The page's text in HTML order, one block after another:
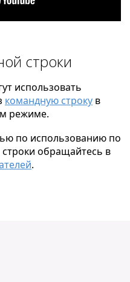
строки
использовать
командную строку в
режиме.
по использованию по
обращайтесь в
.